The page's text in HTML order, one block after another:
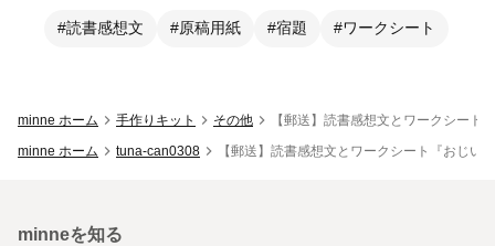
#読書感想文 #原稿用紙 #宿題 #ワークシート
minne ホーム 手作りキット その他
【郵送】読書感想文とワークシート
minne ホーム
tuna-can0308 【郵送】読書感想文とワークシート『おじい
minneを知る